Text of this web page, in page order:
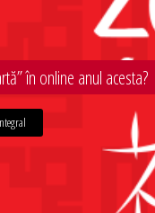
în online anul acesta?